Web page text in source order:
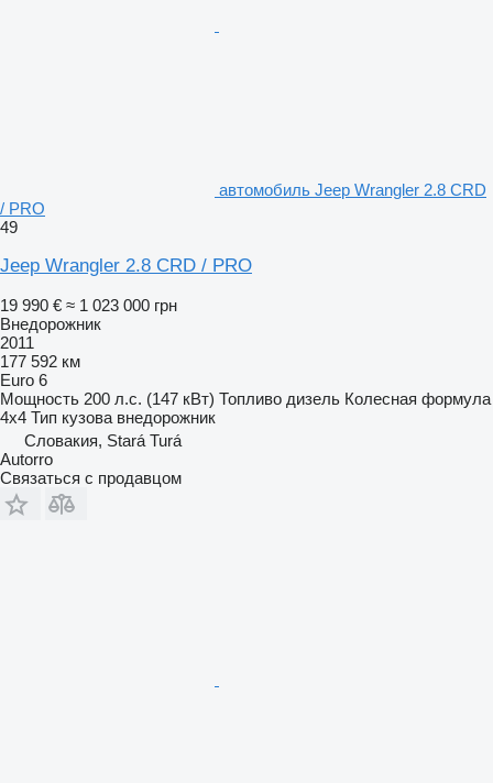
автомобиль Jeep Wrangler 2.8 CRD
/ PRO
49
Jeep Wrangler 2.8 CRD / PRO
19 990 € ≈ 1 023 000 грн
Внедорожник
2011
177 592 км
Euro 6
Мощность 200 л.с. (147 кВт) Топливо дизель Колесная формула
4x4 Тип кузова внедорожник
Словакия, Stará Turá
Autorro
Связаться с продавцом